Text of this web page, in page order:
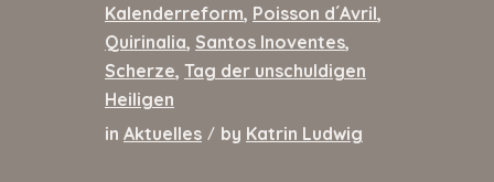
Kalenderreform, Poisson d´Avril,
Quirinalia, Santos Inoventes,
Scherze, Tag der unschuldigen
Heiligen
in Aktuelles / by Katrin Ludwig